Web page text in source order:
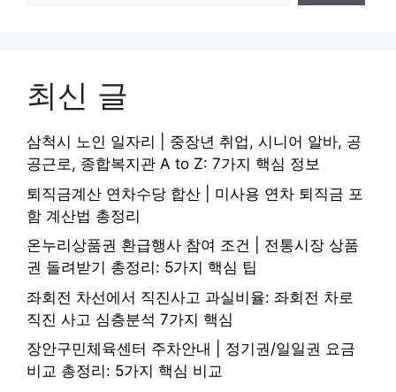
최신 글
삼척시 노인 일자리 | 중장년 취업, 시니어 알바, 공
공근로, 종합복지관 A to Z: 7가지 핵심 정보
퇴직금계산 연차수당 합산 | 미사용 연차 퇴직금 포
함 계산법 총정리
온누리상품권 환급행사 참여 조건 | 전통시장 상품
권 돌려받기 총정리: 5가지 핵심 팁
좌회전 차선에서 직진사고 과실비율: 좌회전 차로
직진 사고 심층분석 7가지 핵심
장안구민체육센터 주차안내 | 정기권/일일권 요금
비교 총정리: 5가지 핵심 비교